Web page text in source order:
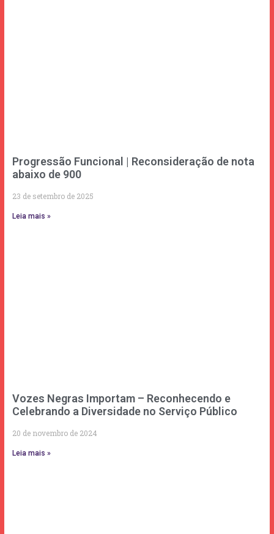
Progressão Funcional | Reconsideração de nota
abaixo de 900
23 de setembro de 2025
Leia mais »
Vozes Negras Importam – Reconhecendo e
Celebrando a Diversidade no Serviço Público
20 de novembro de 2024
Leia mais »